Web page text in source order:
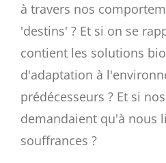
à travers nos
'destins' ? Et si on se
contient les solutions
d'adaptation à
prédécesseurs ? Et si
demandaient qu'à nous
souffrances ?